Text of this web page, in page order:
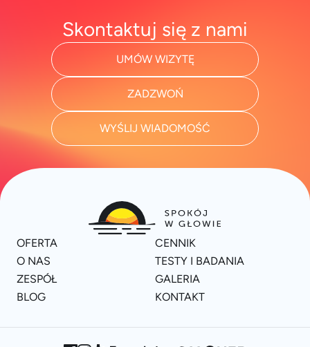
Skontaktuj się z nami
UMÓW WIZYTĘ
ZADZWOŃ
WYŚLIJ WIADOMOŚĆ
OFERTA
CENNIK
O NAS
TESTY I BADANIA
ZESPÓŁ
GALERIA
BLOG
KONTAKT